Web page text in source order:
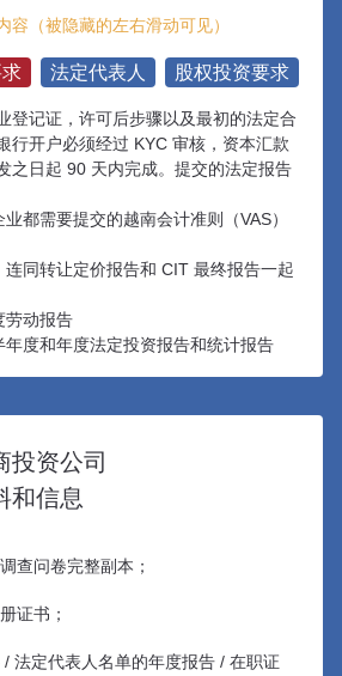
容（被隐藏的左右滑动可见）
法定代表人 股权投资要求
登记证，许可后步骤以及最初的法定合
行开户必须经过 KYC 审核，资本汇款
之日起 90 天内完成。提交的法定报告
都需要提交的越南会计准则（VAS）
连同转让定价报告和 CIT 最终报告一起
劳动报告
年度和年度法定投资报告和统计报告
投资公司
和信息
查问卷完整副本；
证书；
法定代表人名单的年度报告 / 在职证